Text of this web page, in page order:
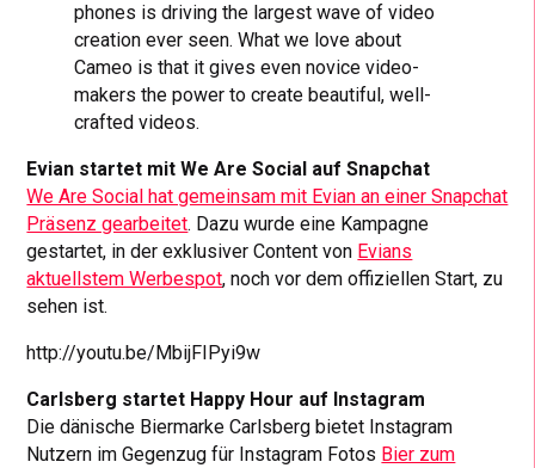
phones is driving the largest wave of video
creation ever seen. What we love about
Cameo is that it gives even novice video-
makers the power to create beautiful, well-
crafted videos.
Evian startet mit We Are Social auf Snapchat
We Are Social hat gemeinsam mit Evian an einer Snapchat
Präsenz gearbeitet. Dazu wurde eine Kampagne
gestartet, in der exklusiver Content von Evians
aktuellstem Werbespot, noch vor dem offiziellen Start, zu
sehen ist.
http://youtu.be/MbijFIPyi9w
Carlsberg startet Happy Hour auf Instagram
Die dänische Biermarke Carlsberg bietet Instagram
Nutzern im Gegenzug für Instagram Fotos Bier zum